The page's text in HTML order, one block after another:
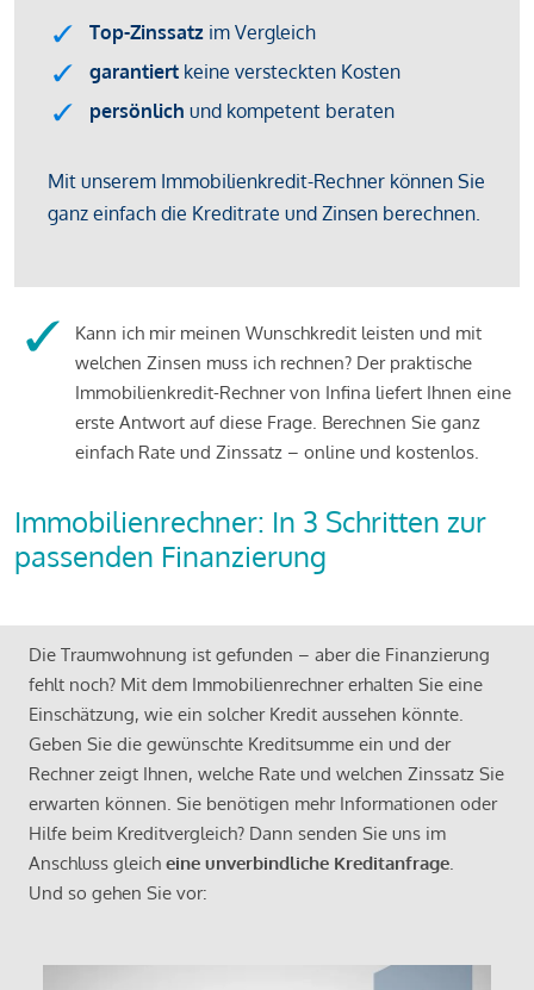
Kann ich mir meinen Wunschkredit leisten und mit
welchen Zinsen muss ich rechnen? Der praktische
Immobilienkredit-Rechner von Infina liefert Ihnen eine
erste Antwort auf diese Frage. Berechnen Sie ganz
einfach Rate und Zinssatz – online und kostenlos.
Immobilienrechner: In 3 Schritten zur
passenden Finanzierung
Die Traumwohnung ist gefunden – aber die Finanzierung
fehlt noch? Mit dem Immobilienrechner erhalten Sie eine
Einschätzung, wie ein solcher Kredit aussehen könnte.
Geben Sie die gewünschte Kreditsumme ein und der
Rechner zeigt Ihnen, welche Rate und welchen Zinssatz Sie
erwarten können. Sie benötigen mehr Informationen oder
Hilfe beim Kreditvergleich? Dann senden Sie uns im
Anschluss gleich eine unverbindliche Kreditanfrage.
Und so gehen Sie vor: